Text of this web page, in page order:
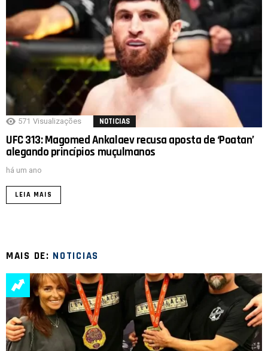
571 Visualizações NOTICIAS
UFC 313: Magomed Ankalaev recusa aposta de ‘Poatan’
alegando princípios muçulmanos
há um ano
LEIA MAIS
MAIS DE: NOTICIAS